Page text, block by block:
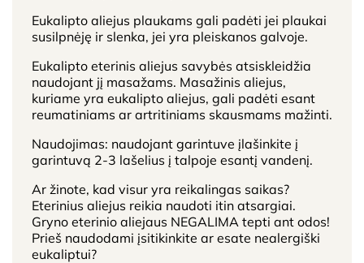
Eukalipto aliejus plaukams gali padėti jei plaukai
susilpnėję ir slenka, jei yra pleiskanos galvoje.
Eukalipto eterinis aliejus savybės atsiskleidžia
naudojant jį masažams. Masažinis aliejus,
kuriame yra eukalipto aliejus, gali padėti esant
reumatiniams ar artritiniams skausmams mažinti.
Naudojimas: naudojant garintuve įlašinkite į
garintuvą 2-3 lašelius į talpoje esantį vandenį.
Ar žinote, kad visur yra reikalingas saikas?
Eterinius aliejus reikia naudoti itin atsargiai.
Gryno eterinio aliejaus NEGALIMA tepti ant odos!
Prieš naudodami įsitikinkite ar esate nealergiški
eukaliptui?